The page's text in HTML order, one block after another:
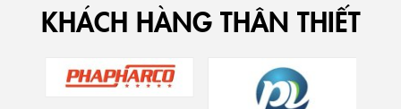
KHÁCH HÀNG THÂN THIẾT